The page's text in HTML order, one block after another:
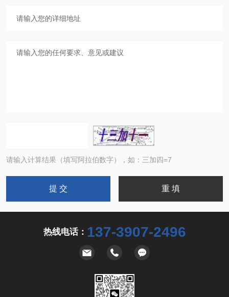
请输入计算结果（填写阿拉伯数字），如：三加四=7
热线电话： 137-3907-2496